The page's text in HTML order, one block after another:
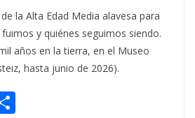
la Alta Edad Media alavesa para
y quiénes seguimos siendo.
años en la tierra, en el Museo
hasta junio de 2026).